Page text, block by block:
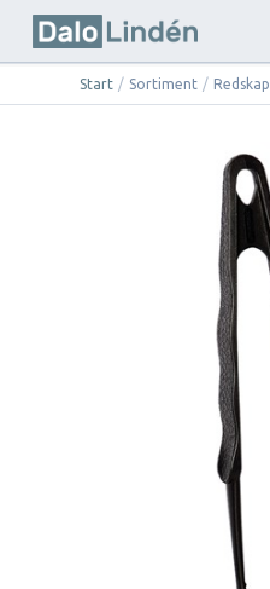
Start / Sortiment / Redskap